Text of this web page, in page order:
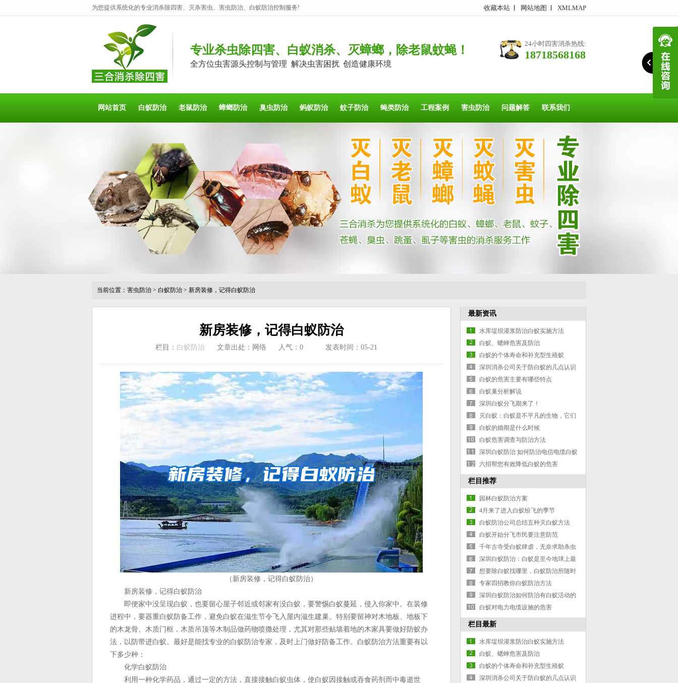
为您提供系统化的专业消杀除四害、灭杀害虫、害虫防治、白蚁防治控制服务! 收藏本站 网站地图 XMLMAP
专业杀虫除四害、白蚁消杀、灭蟑螂，除老鼠蚊蝇！
全方位虫害源头控制与管理 解决虫害困扰 创造健康环境
24小时四害消杀热线:
18718568168
网站首页 白蚁防治 老鼠防治 蟑螂防治 臭虫防治 蚂蚁防治 蚊子防治 蝇类防治 工程案例 害虫防治 问题解答 联系我们
当前位置： 害虫防治 > 白蚁防治 > 新房装修，记得白蚁防治
新房装修，记得白蚁防治
栏目： 白蚁防治 文章出处：网络 人气： 0 发表时间：05-21
（新房装修，记得白蚁防治）
新房装修，记得白蚁防治
即便家中没呈现白蚁，也要留心屋子邻近或邻家有没白蚁，要警惕白蚁蔓延，侵入你家中。在装修
进程中，要器重白蚁防备工作，避免白蚁在滋生节令飞入屋内滋生建巢。特别要留神对木地板、地板下
的木龙骨、木质门框，木质吊顶等木制品做药物喷撒处理，尤其对那些贴墙着地的木家具要做好防蚁办
法，以防带进白蚁。最好是能找专业的白蚁防治专家，及时上门做好防备工作。白蚁防治方法重要有以
下多少种：
化学白蚁防治
利用一种化学药品，通过一定的方法，直接接触白蚁虫体，使白蚁因接触或吞食药剂而中毒逝世
最新资讯
水库堤坝灌浆防治白蚁实施方法
白蚁、蟋蟀危害及防治
白蚁的个体寿命和补充型生殖蚁
深圳消杀公司关于防白蚁的几点认识
白蚁的危害主要有哪些特点
白蚁巢分析解说
深圳白蚁分飞期来了！
灭白蚁：白蚁是不平凡的生物，它们
充满着复杂性
白蚁的婚期是什么时候
白蚁危害调查与防治方法
深圳白蚁防治 如何防治电信电缆白蚁
危害
六招帮您有效降低白蚁的危害
栏目推荐
园林白蚁防治方案
4月来了进入白蚁纷飞的季节
白蚁防治公司总结五种灭白蚁方法
白蚁开始分飞市民要注意防范
千年古寺受白蚁肆虐，无奈求助杀虫
公司
深圳白蚁防治：白蚁是至今地球上最
为古老的社会性昆虫
想要除白蚁找哪里，白蚁防治所随时
欢迎您
专家四招教你白蚁防治方法
深圳白蚁防治如何防治有白蚁活动的
菇棚基地？
白蚁对电力电缆设施的危害
栏目最新
水库堤坝灌浆防治白蚁实施方法
白蚁、蟋蟀危害及防治
白蚁的个体寿命和补充型生殖蚁
深圳消杀公司关于防白蚁的几点认识